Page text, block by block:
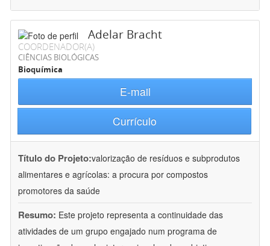
Adelar Bracht
COORDENADOR(A)
CIÊNCIAS BIOLÓGICAS
Bioquímica
E-mail
Currículo
Título do Projeto:valorização de resíduos e subprodutos
alimentares e agrícolas: a procura por compostos
promotores da saúde
Resumo: Este projeto representa a continuidade das
atividades de um grupo engajado num programa de